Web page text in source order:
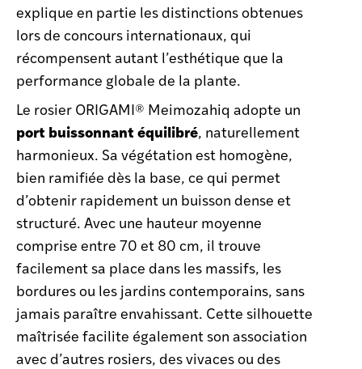
explique en partie les distinctions obtenues
lors de concours internationaux, qui
récompensent autant l’esthétique que la
performance globale de la plante.
Le rosier ORIGAMI® Meimozahiq adopte un
port buissonnant équilibré, naturellement
harmonieux. Sa végétation est homogène,
bien ramifiée dès la base, ce qui permet
d’obtenir rapidement un buisson dense et
structuré. Avec une hauteur moyenne
comprise entre 70 et 80 cm, il trouve
facilement sa place dans les massifs, les
bordures ou les jardins contemporains, sans
jamais paraître envahissant. Cette silhouette
maîtrisée facilite également son association
avec d’autres rosiers, des vivaces ou des